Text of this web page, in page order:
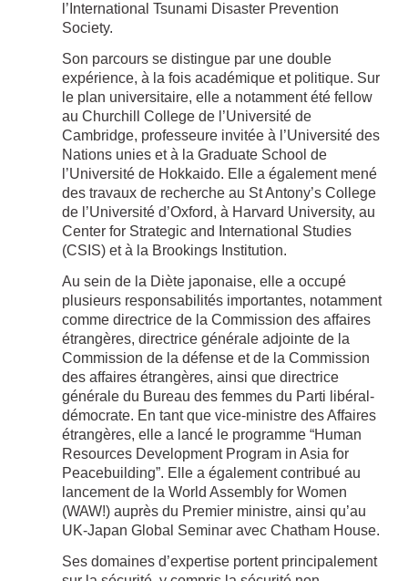
l’International Tsunami Disaster Prevention
Society.
Son parcours se distingue par une double
expérience, à la fois académique et politique. Sur
le plan universitaire, elle a notamment été fellow
au Churchill College de l’Université de
Cambridge, professeure invitée à l’Université des
Nations unies et à la Graduate School de
l’Université de Hokkaido. Elle a également mené
des travaux de recherche au St Antony’s College
de l’Université d’Oxford, à Harvard University, au
Center for Strategic and International Studies
(CSIS) et à la Brookings Institution.
Au sein de la Diète japonaise, elle a occupé
plusieurs responsabilités importantes, notamment
comme directrice de la Commission des affaires
étrangères, directrice générale adjointe de la
Commission de la défense et de la Commission
des affaires étrangères, ainsi que directrice
générale du Bureau des femmes du Parti libéral-
démocrate. En tant que vice-ministre des Affaires
étrangères, elle a lancé le programme “Human
Resources Development Program in Asia for
Peacebuilding”. Elle a également contribué au
lancement de la World Assembly for Women
(WAW!) auprès du Premier ministre, ainsi qu’au
UK-Japan Global Seminar avec Chatham House.
Ses domaines d’expertise portent principalement